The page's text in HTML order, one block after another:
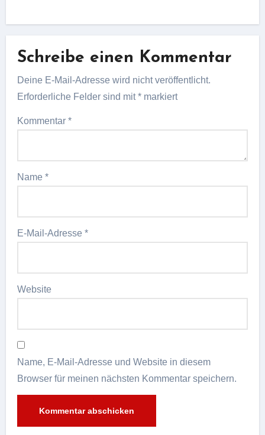
Schreibe einen Kommentar
Deine E-Mail-Adresse wird nicht veröffentlicht.
Erforderliche Felder sind mit* markiert
Kommentar*
Name*
E-Mail-Adresse*
Website
Name, E-Mail-Adresse und Website in diesem
Browser für meinen nächsten Kommentar speichern.